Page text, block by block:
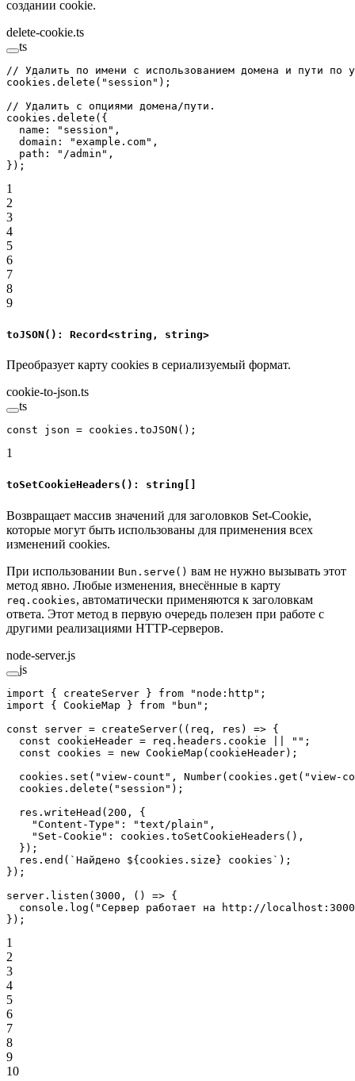
создании cookie.
delete-cookie.ts
ts
// Удалить по имени с использованием домена и пути по
cookies. delete ( "session" );
// Удалить с опциями домена/пути.
cookies. delete ({
  name:
"session" ,
  domain:
"example.com" ,
  path:
"/admin" ,
});
1
2
3
4
5
6
7
8
9
toJSON(): Record<string, string>
Преобразует карту cookies в сериализуемый формат.
cookie-to-json.ts
ts
const json = cookies. toJSON ();
1
toSetCookieHeaders(): string[]
Возвращает массив значений для заголовков Set-Cookie,
которые могут быть использованы для применения всех
изменений cookies.
При использовании Bun.serve() вам не нужно вызывать этот
метод явно. Любые изменения, внесённые в карту
req.cookies, автоматически применяются к заголовкам
ответа. Этот метод в первую очередь полезен при работе с
другими реализациями HTTP-серверов.
node-server.js
js
import { createServer } from "node:http" ;
import { CookieMap } from "bun" ;
const server = createServer(( req , res ) => {
  const
cookieHeader = req.headers.cookie "" ;
  const
cookies = new CookieMap (cookieHeader);
  cookies.
set ( "view-count" , Number(cookies. get ( "view-
  cookies.
delete ( "session" );
  res.
writeHead ( 200 , {
    "Content-Type"
: "text/plain" ,
    "Set-Cookie"
: cookies. toSetCookieHeaders (),
  });
  res.
end ( `Найдено ${cookies . size} cookies` );
});
server. listen (3000 , () => {
  console.
log ( "Сервер работает на http://
});
1
2
3
4
5
6
7
8
9
10